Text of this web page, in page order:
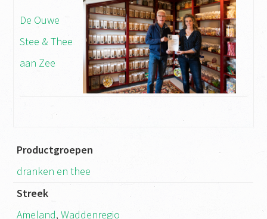
De Ouwe
Stee & Thee
aan Zee
Productgroepen
dranken en thee
Streek
Ameland,Waddenregio